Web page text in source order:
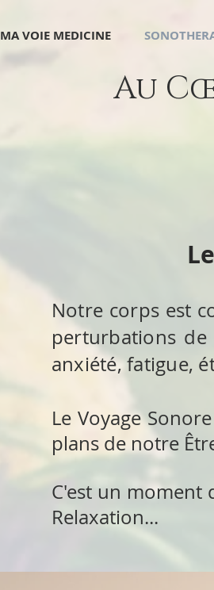
MA VOIE MEDICINE
Au
Notre corps est
perturbations
anxiété, fatigue,
Le Voyage
plans de notre
C'est un moment
Relaxation...